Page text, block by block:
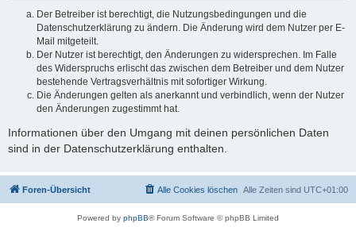
Der Betreiber ist berechtigt, die Nutzungsbedingungen und die
Datenschutzerklärung zu ändern. Die Änderung wird dem Nutzer per E-
Mail mitgeteilt.
Der Nutzer ist berechtigt, den Änderungen zu widersprechen. Im Falle
des Widerspruchs erlischt das zwischen dem Betreiber und dem Nutzer
bestehende Vertragsverhältnis mit sofortiger Wirkung.
Die Änderungen gelten als anerkannt und verbindlich, wenn der Nutzer
den Änderungen zugestimmt hat.
Informationen über den Umgang mit deinen persönlichen Daten
sind in der Datenschutzerklärung enthalten.
Foren-Übersicht Alle Zeiten sind UTC+01:00
Alle Cookies löschen
Powered by phpBB® Forum Software © phpBB Limited